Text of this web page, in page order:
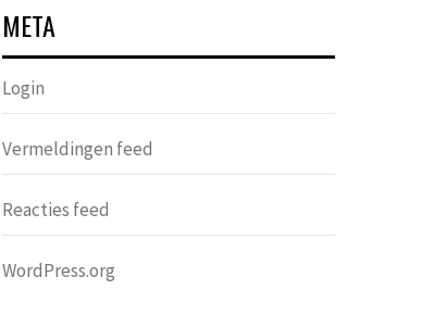
META
Login
Vermeldingen feed
Reacties feed
WordPress.org